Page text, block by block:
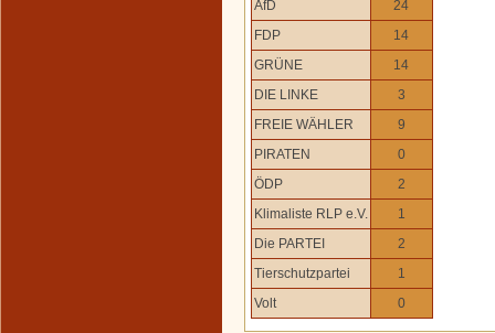
AfD
24
FDP
14
GRÜNE
14
DIE LINKE
3
FREIE WÄHLER
9
PIRATEN
0
ÖDP
2
Klimaliste RLP e.V.
1
Die PARTEI
2
Tierschutzpartei
1
Volt
0